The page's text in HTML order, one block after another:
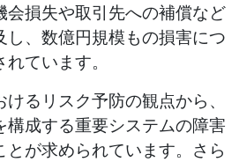
会損失や取引先への補償など
し、数億円規模もの損害につ
ています。
るリスク予防の観点から、
構成する重要システムの障害
とが求められています。さら